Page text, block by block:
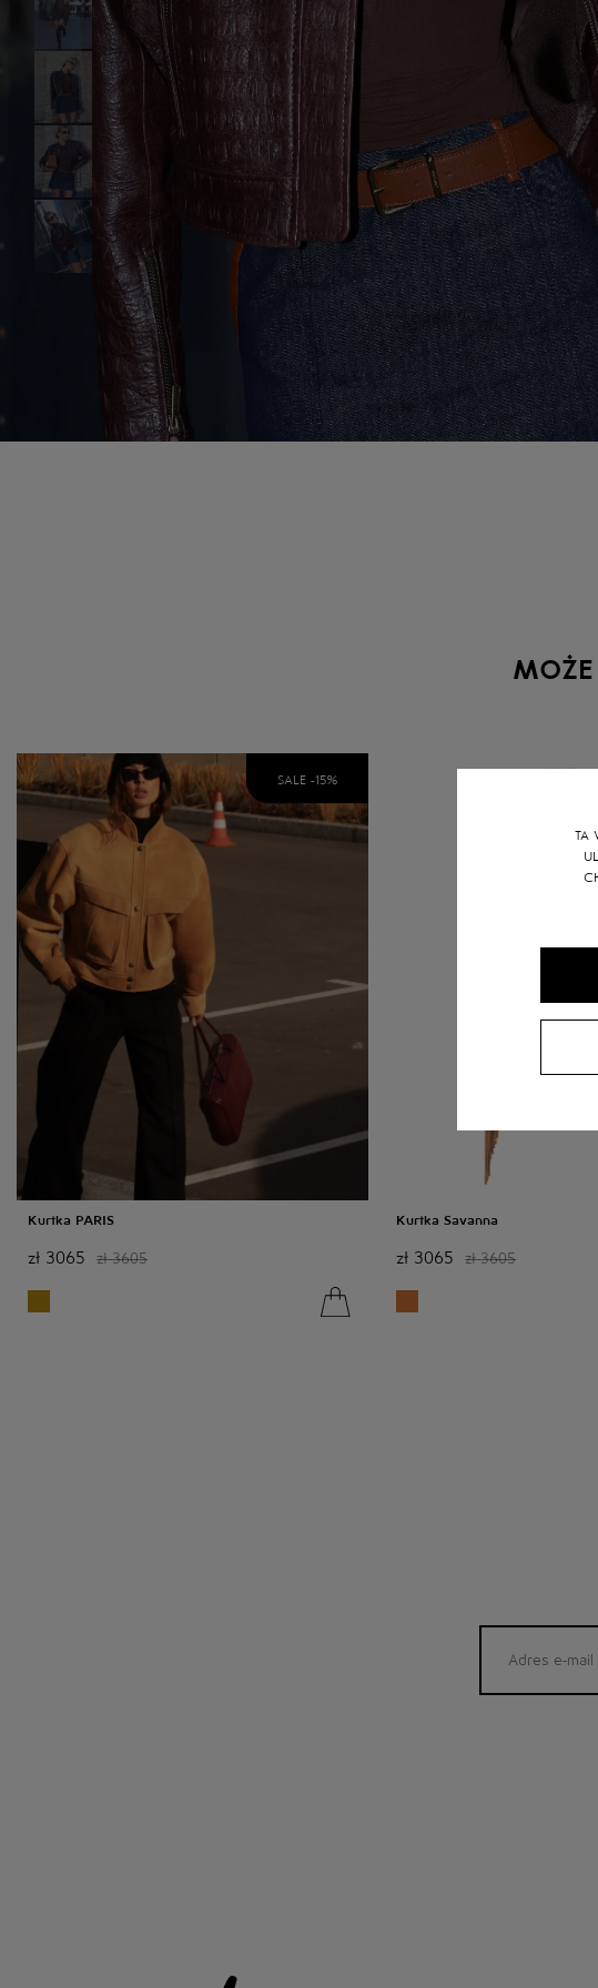
TA
Kurtka PARIS
zł 3065 zł 3605
SALE -15%
Kurtka Savanna
zł 3065 zł 3605